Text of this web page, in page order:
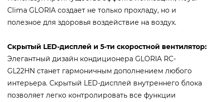
Clima GLORIA создает не только прохладу, но и
полезное для здоровья воздействие на воздух.
Скрытый LED-дисплей и 5-ти скоростной вентилятор:
Элегантный дизайн кондиционера GLORIA RC-
GL22HN станет гармоничным дополнением любого
интерьера. Скрытый LED-дисплей внутреннего блока
позволяет легко контролировать все функции